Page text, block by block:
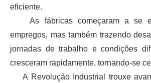
eficiente.
As fábricas começaram a se
empregos, mas também trazendo
jornadas de trabalho e condições
cresceram rapidamente, tornando-se
A Revolução Industrial trouxe